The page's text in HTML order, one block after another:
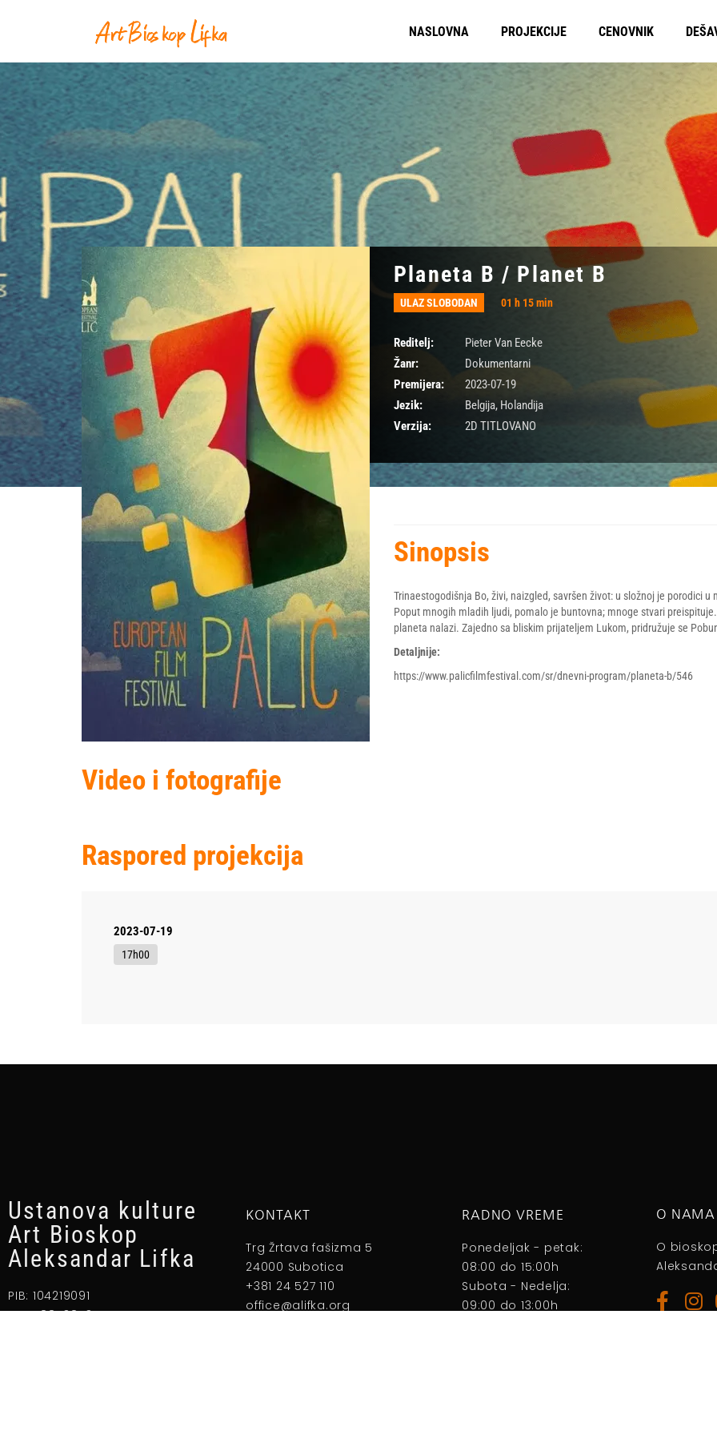
NASLOVNA PROJEKCIJE CENOVNIK
Planeta B / Planet B
ULAZ SLOBODAN 01 h 15 min
Reditelj:
Pieter Van Eecke
Žanr:
Dokumentarni
Premijera:
2023-07-19
Jezik:
Belgija, Holandija
Verzija:
2D TITLOVANO
Sinopsis
Trinaestogodišnja Bo, živi, naizgled, savršen život: u složnoj je porodici
Poput mnogih mladih ljudi, pomalo je buntovna; mnoge stvari
planeta nalazi. Zajedno sa bliskim prijateljem Lukom, pridružuje se
Detaljnije:
https://www.palicfilmfestival.com/sr/dnevni-program/planeta-b/546
Video i fotografije
Raspored projekcija
2023-07-19
17h00
Ustanova kulture
Art Bioskop
Aleksandar Lifka
PIB: 104219091
MBR: 8853843
KONTAKT
Trg Žrtava fašizma 5
24000 Subotica
+381 24 527 110
office@alifka.org
RADNO VREME
Ponedeljak - petak:
08:00 do 15:00h
Subota - Nedelja:
09:00 do 13:00h
O NAMA
O